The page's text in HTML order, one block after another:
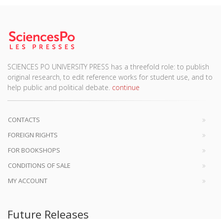
SCIENCES PO UNIVERSITY PRESS has a threefold role: to publish
original research, to edit reference works for student use, and to
help public and political debate. continue
CONTACTS
FOREIGN RIGHTS
FOR BOOKSHOPS
CONDITIONS OF SALE
MY ACCOUNT
Future Releases